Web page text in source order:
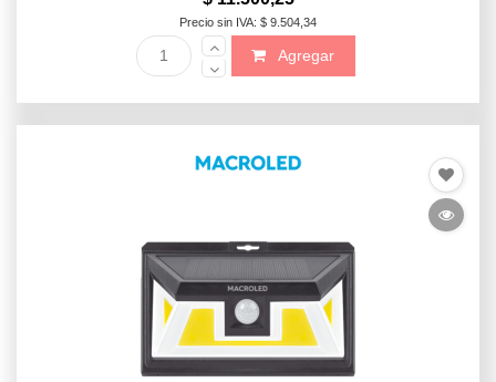
Precio sin IVA: $ 9.504,34
Agregar